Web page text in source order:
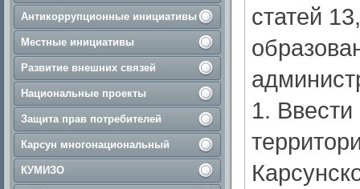
Антикоррупционные инициативы
Местные инициативы
Развитие внешних связей
Национальные проекты
Защита прав потребителей
Карсун многонациональный
КУМИЗО
статей
1. Ввести